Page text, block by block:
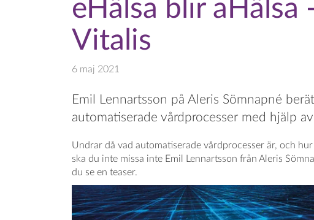
eHälsa blir aHälsa
Vitalis
6 maj 2021
Emil Lennartsson på Aleris Sömnapné
automatiserade vårdprocesser med hjälp
Undrar då vad automatiserade vårdprocesser är, och
ska du inte missa inte Emil Lennartsson från Aleris
du se en teaser.